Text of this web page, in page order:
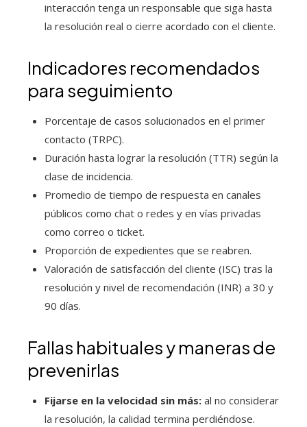
interacción tenga un responsable que siga hasta
la resolución real o cierre acordado con el cliente.
Indicadores recomendados
para seguimiento
Porcentaje de casos solucionados en el primer
contacto (TRPC).
Duración hasta lograr la resolución (TTR) según la
clase de incidencia.
Promedio de tiempo de respuesta en canales
públicos como chat o redes y en vías privadas
como correo o ticket.
Proporción de expedientes que se reabren.
Valoración de satisfacción del cliente (ISC) tras la
resolución y nivel de recomendación (INR) a 30 y
90 días.
Fallas habituales y maneras de
prevenirlas
Fijarse en la velocidad sin más: al no considerar
la resolución, la calidad termina perdiéndose.